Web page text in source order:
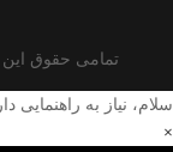
تمامی حقوق این سایت
سلام، نیاز به راهنمایی
×